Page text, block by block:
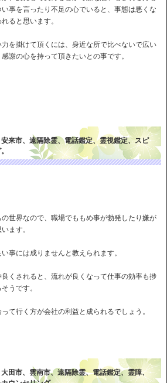
事を言ったり不足の心でいると、事態は悪くな
ると思います。
を掛けて頂くには、身近な所で比べないで広い
謝の心を持って頂きたいとの事です。
来市、遠隔除霊、電話鑑定、霊視鑑定、スピ
世界なので、職場でももめ事が勃発したり嫌が
ます。
事には成りませんと教えられます。
くされると、流れが良くなって仕事の効率も捗
うです。
て行く方が会社の利益と成られるでしょう。
田市、雲南市、遠隔除霊、電話鑑定、霊障、